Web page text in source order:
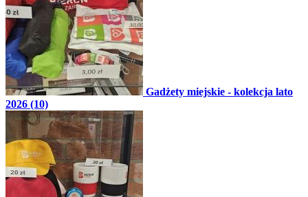
Gadżety miejskie - kolekcja lato
2026 (10)